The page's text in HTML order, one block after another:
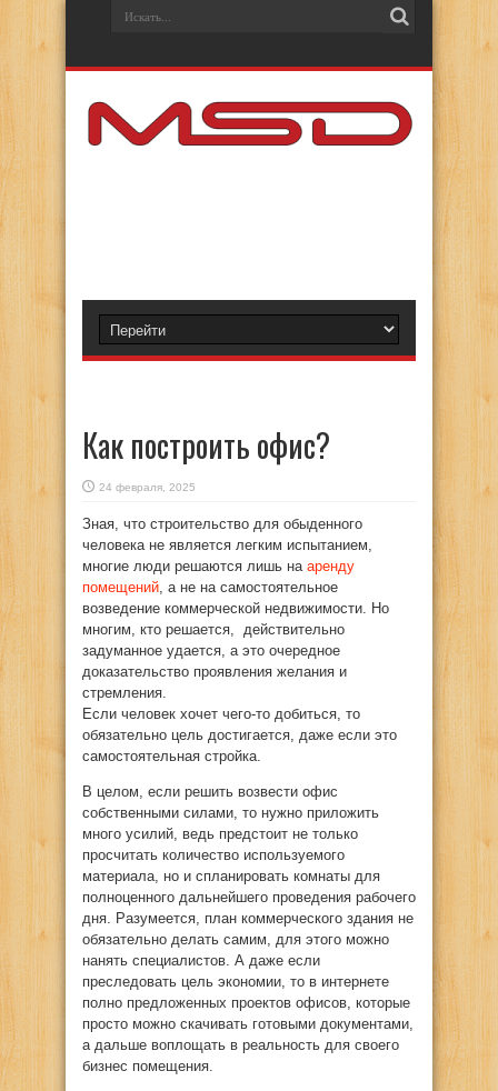
Как построить офис?
24 февраля, 2025
Зная, что строительство для обыденного
человека не является легким испытанием,
многие люди решаются лишь на аренду
помещений, а не на самостоятельное
возведение коммерческой недвижимости. Но
многим, кто решается, действительно
задуманное удается, а это очередное
доказательство проявления желания и
стремления.
Если человек хочет чего-то добиться, то
обязательно цель достигается, даже если это
самостоятельная стройка.
В целом, если решить возвести офис
собственными силами, то нужно приложить
много усилий, ведь предстоит не только
просчитать количество используемого
материала, но и спланировать комнаты для
полноценного дальнейшего проведения рабочего
дня. Разумеется, план коммерческого здания не
обязательно делать самим, для этого можно
нанять специалистов. А даже если
преследовать цель экономии, то в интернете
полно предложенных проектов офисов, которые
просто можно скачивать готовыми документами,
а дальше воплощать в реальность для своего
бизнес помещения.